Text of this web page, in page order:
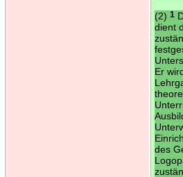
(2) 1
dient
Er
des